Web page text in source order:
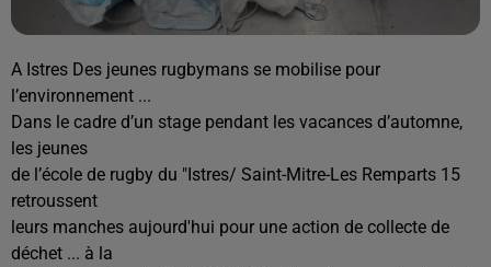
A Istres Des jeunes rugbymans se mobilise pour
l’environnement ...
Dans le cadre d’un stage pendant les vacances d’automne,
les jeunes
de l’école de rugby du "Istres/ Saint-Mitre-Les Remparts 15
retroussent
leurs manches aujourd'hui pour une action de collecte de
déchet ... à la